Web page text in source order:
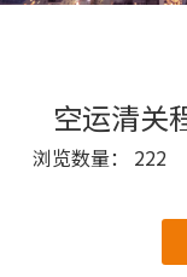
空运清关
浏览数量： 222